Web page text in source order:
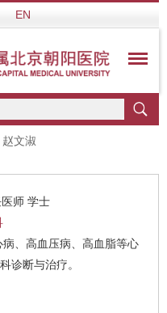
EN
赵文淑
师 学士
诊断与治疗。